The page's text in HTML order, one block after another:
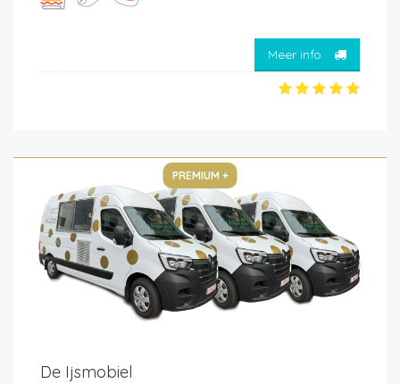
Meer info
PREMIUM +
De Ijsmobiel